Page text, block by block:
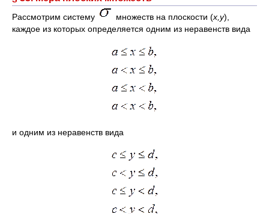
Рассмотрим систему множеств на плоскости (х,у),
каждое из которых определяется одним из неравенств вида
и одним из неравенств вида